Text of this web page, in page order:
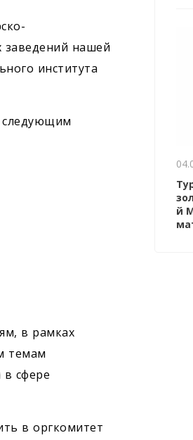
заведений нашей
института
следующим
в рамках
темам
сфере
в оргкомитет
й